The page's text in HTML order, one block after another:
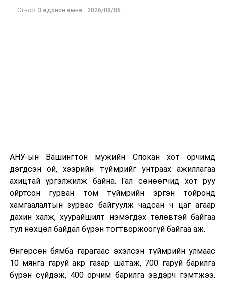
Одоогоор дэлбэрэлтийн шалтгаан, хэрэгт холбоотой
Огноо: 3 өдрийн өмнө , 2026/08/06
АНУ-ын Вашингтон мужийн Спокан хот орчимд
дэгдсэн ой, хээрийн түймрийг унтраах ажиллагаа
ахицтай үргэлжилж байна. Гал сөнөөгчид хот руу
ойртсон гурван том түймрийн эргэн тойронд
хамгаалалтын зурвас байгуулж чадсан ч цаг агаар
дахин халж, хуурайшилт нэмэгдэх төлөвтэй байгаа
тул нөхцөл байдал бүрэн тогтворжоогүй байгаа аж.
Өнгөрсөн бямба гарагаас эхэлсэн түймрийн улмаас
10 мянга гаруй акр газар шатаж, 700 гаруй барилга
бүрэн сүйдэж, 400 орчим барилга эвдэрч гэмтжээ.